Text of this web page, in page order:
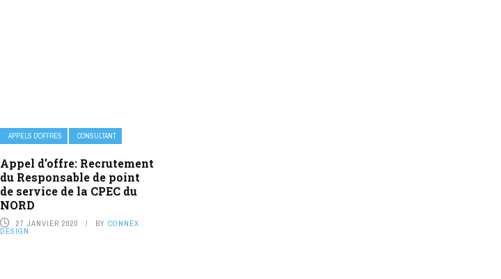
APPELS D’OFFRES CONSULTANT
Appel d’offre: Recrutement
du Responsable de point
de service de la CPEC du
NORD
27 JANVIER 2020 BY CONNEX
DESIGN